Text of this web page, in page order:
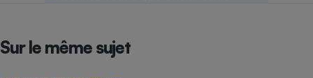
Sur le même sujet